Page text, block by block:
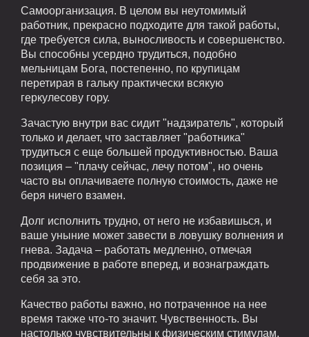
Самоорганизация. В целом вы неутомимый
работник, прекрасно подходите для такой работы,
где требуется сила, выносливость и совершенство.
Вы способны усердно трудиться, подобно
мельницам Бога, постепенно, по крупицам
перетирая в гальку практически всякую
геркулесову гору.
Зачастую внутри вас сидит "надзиратель", который
только и делает, что заставляет "работника"
трудиться с еще большей продуктивностью. Ваша
позиция – "плачу сейчас, лечу потом", но очень
часто вы оплачиваете полную стоимость, даже не
беря ничего взамен.
Долг исполнить трудно, от него не избавишься, и
ваше уныние может завести в ловушку волнения и
гнева. Задача – работать медленно, отмечая
продвижение в работе вперед, и вознаграждать
себя за это.
Качество работы важно, но потраченное на нее
время также что-то значит. Чувственность. Вы
настолько чувствительны к физическим стимулам,